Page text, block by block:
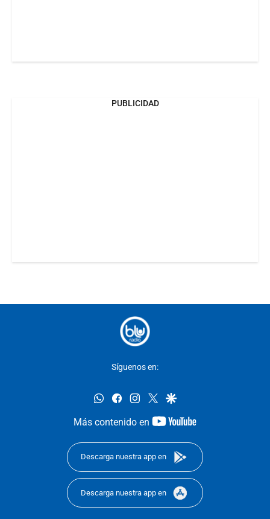
PUBLICIDAD
Síguenos en:
whatsappfacebookinstagram
twittergoogle
Más contenido en
youtube-
Descarga nuestra app en
Descarga nuestra app en